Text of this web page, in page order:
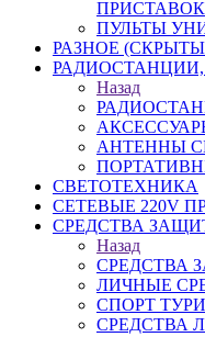
ПРИСТАВОК
ПУЛЬТЫ
РАЗНОЕ
Назад
АНТЕННЫ
СВЕТОТЕХНИКА
СЕТЕВЫЕ 220V
СРЕДСТВА
Назад
СРЕДСТВА
ЛИЧНЫЕ
СПОРТ
СРЕДСТВА